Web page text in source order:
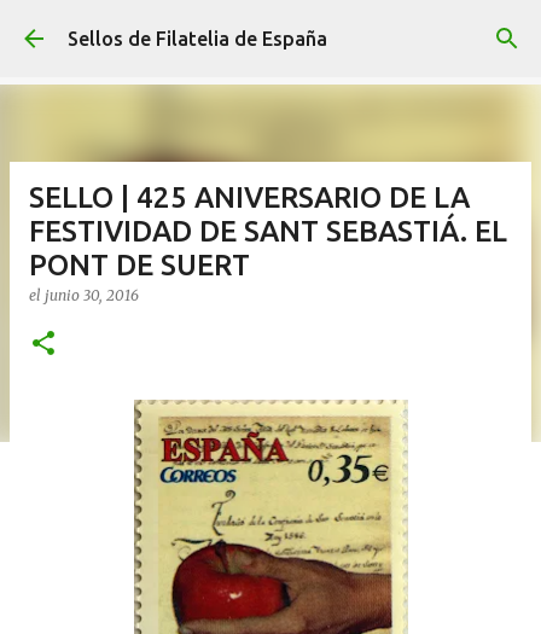
Ir al contenido principal
Sellos de Filatelia de España
SELLO | 425 ANIVERSARIO DE LA
FESTIVIDAD DE SANT SEBASTIÁ. EL
PONT DE SUERT
el junio 30, 2016